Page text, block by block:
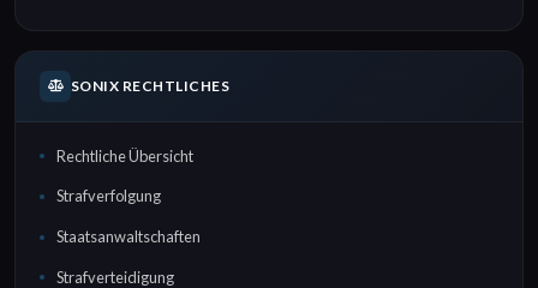
SONIX RECHTLICHES
Rechtliche Übersicht
Strafverfolgung
Staatsanwaltschaften
Strafverteidigung